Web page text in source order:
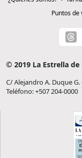
Puntos de
© 2019 La Estrella de
C/ Alejandro A. Duque
Teléfono: +507 204-0000